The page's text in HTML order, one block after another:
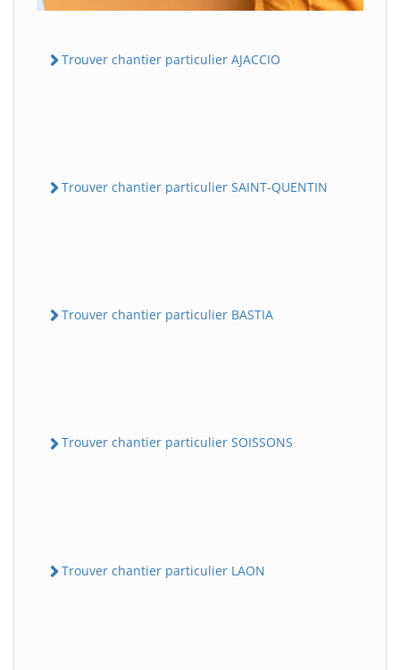
Trouver chantier particulier AJACCIO
Trouver chantier particulier SAINT-QUENTIN
Trouver chantier particulier BASTIA
Trouver chantier particulier SOISSONS
Trouver chantier particulier LAON